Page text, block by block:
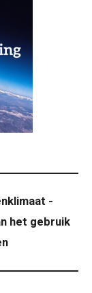
-
het gebruik